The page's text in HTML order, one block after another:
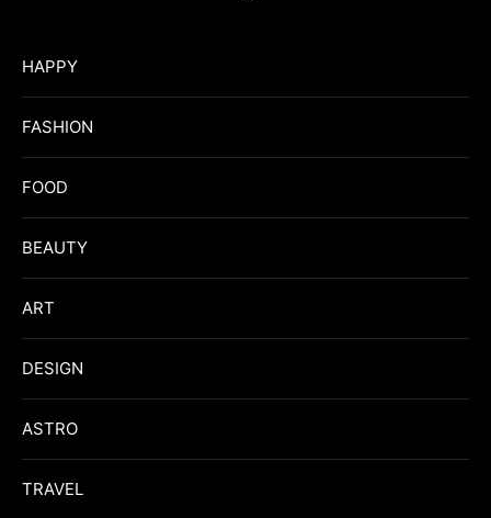
HAPPY
FASHION
FOOD
BEAUTY
ART
DESIGN
ASTRO
TRAVEL